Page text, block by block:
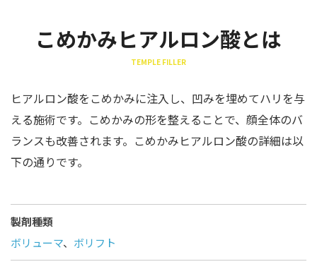
こめかみヒアルロン酸とは
TEMPLE FILLER
ヒアルロン酸をこめかみに注入し、凹みを埋めてハリを与
える施術です。こめかみの形を整えることで、顔全体のバ
ランスも改善されます。こめかみヒアルロン酸の詳細は以
下の通りです。
製剤種類
ボリューマ、 ボリフト